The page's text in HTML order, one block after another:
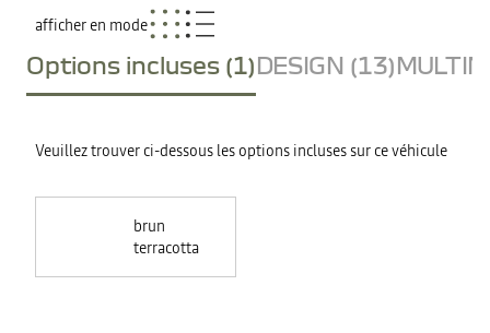
afficher en mode
Options incluses (1)DESIGN (13)
Veuillez trouver ci-dessous les options incluses sur ce véhicule
brun
terracotta